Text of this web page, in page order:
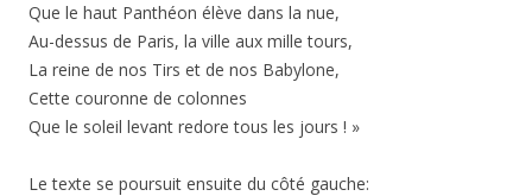
Que le haut Panthéon élève dans la nue,
Au-dessus de Paris, la ville aux mille tours,
La reine de nos Tirs et de nos Babylone,
Cette couronne de colonnes
Que le soleil levant redore tous les jours ! »
Le texte se poursuit ensuite du côté gauche: